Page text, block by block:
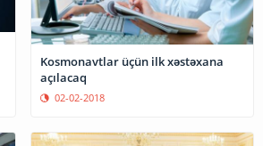
Kosmonavtlar üçün ilk xəstəxana
açılacaq
02-02-2018